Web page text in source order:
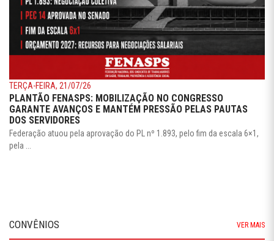
TERÇA-FEIRA, 21/07/26
PLANTÃO FENASPS: MOBILIZAÇÃO NO CONGRESSO
GARANTE AVANÇOS E MANTÉM PRESSÃO PELAS PAUTAS
DOS SERVIDORES
Federação atuou pela aprovação do PL nº 1.893, pelo fim da escala 6×1,
pela ...
CONVÊNIOS VER MAIS